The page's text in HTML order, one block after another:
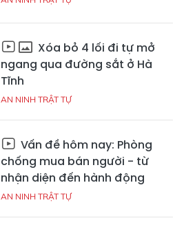
Xóa bỏ 4 lối đi tự mở
ngang qua đường sắt ở Hà
Tĩnh
AN NINH TRẬT TỰ
Vấn đề hôm nay: Phòng
chống mua bán người - từ
nhận diện đến hành động
AN NINH TRẬT TỰ